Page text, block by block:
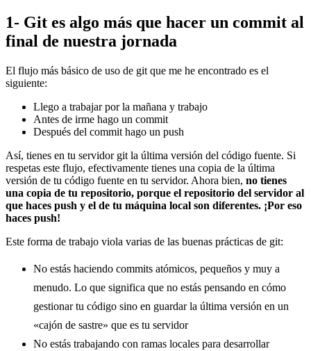
1- Git es algo más que hacer un commit al
final de nuestra jornada
El flujo más básico de uso de git que me he encontrado es el
siguiente:
Llego a trabajar por la mañana y trabajo
Antes de irme hago un commit
Después del commit hago un push
Así, tienes en tu servidor git la última versión del código fuente. Si
respetas este flujo, efectivamente tienes una copia de la última
versión de tu código fuente en tu servidor. Ahora bien, no tienes
una copia de tu repositorio, porque el repositorio del servidor al
que haces push y el de tu máquina local son diferentes. ¡Por eso
haces push!
Este forma de trabajo viola varias de las buenas prácticas de git:
No estás haciendo commits atómicos, pequeños y muy a
menudo. Lo que significa que no estás pensando en cómo
gestionar tu código sino en guardar la última versión en un
«cajón de sastre» que es tu servidor
No estás trabajando con ramas locales para desarrollar